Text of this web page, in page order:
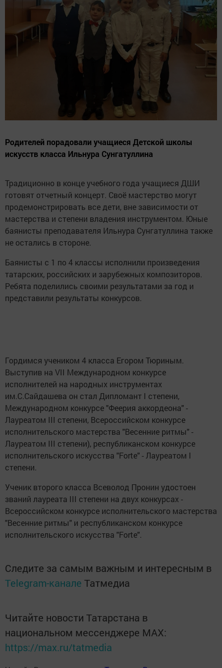
Родителей порадовали учащиеся Детской школы
искусств класса Ильнура Сунгатуллина
Традиционно в конце учебного года учащиеся ДШИ
готовят отчетный концерт. Своё мастерство могут
продемонстрировать все дети, вне зависимости от
мастерства и степени владения инструментом. Юные
баянисты преподавателя Ильнура Сунгатуллина также
не остались в стороне.
Баянисты с 1 по 4 классы исполнили произведения
татарских, российских и зарубежных композиторов.
Ребята поделились своими результатами за год и
представили результаты конкурсов.
Гордимся учеником 4 класса Егором Тюриным.
Выступив на VII Международном конкурсе
исполнителей на народных инструментах
им.С.Сайдашева он стал Дипломант I степени,
Международном конкурсе "Феерия аккордеона" -
Лауреатом III степени, Всероссийском конкурсе
исполнительского мастерства "Весенние ритмы" -
Лауреатом III степени), республиканском конкурсе
исполнительского искусства "Forte" - Лауреатом I
степени.
Ученик второго класса Всеволод Пронин удостоен
званий лауреата III степени на двух конкурсах -
Всероссийском конкурсе исполнительского мастерства
"Весенние ритмы" и республиканском конкурсе
исполнительского искусства "Forte".
Следите за самым важным и интересным в
Telegram-канале Татмедиа
Читайте новости Татарстана в
национальном мессенджере MАХ:
https://max.ru/tatmedia